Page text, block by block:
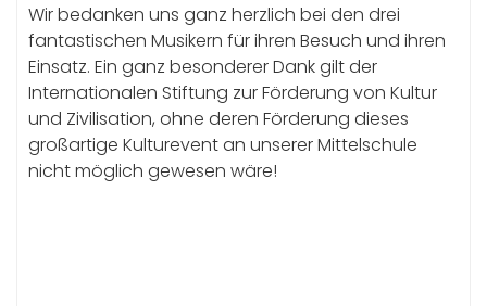
Wir bedanken uns ganz herzlich bei den drei
fantastischen Musikern für ihren Besuch und ihren
Einsatz. Ein ganz besonderer Dank gilt der
Internationalen Stiftung zur Förderung von Kultur
und Zivilisation, ohne deren Förderung dieses
großartige Kulturevent an unserer Mittelschule
nicht möglich gewesen wäre!